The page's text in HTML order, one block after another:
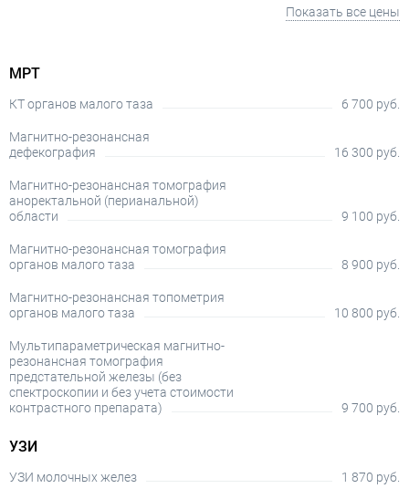
Показать все цены
МРТ
КТ органов малого таза 6 700 руб.
Магнитно-резонансная
дефекография
16 300 руб.
Магнитно-резонансная томография
аноректальной (перианальной)
области
9 100 руб.
Магнитно-резонансная томография
органов малого таза
8 900 руб.
Магнитно-резонансная топометрия
органов малого таза
10 800 руб.
Мультипараметрическая магнитно-
резонансная томография
предстательной железы (без
спектроскопии и без учета стоимости
контрастного препарата)
9 700 руб.
УЗИ
УЗИ молочных желез 1 870 руб.